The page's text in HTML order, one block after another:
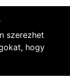
szerezhet
hogy